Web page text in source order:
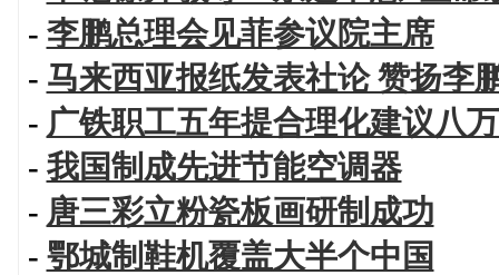
- 李鹏总理会见菲参议院主席
- 马来西亚报纸发表社论 赞扬李
- 广铁职工五年提合理化建议八
- 我国制成先进节能空调器
- 唐三彩立粉瓷板画研制成功
- 鄂城制鞋机覆盖大半个中国